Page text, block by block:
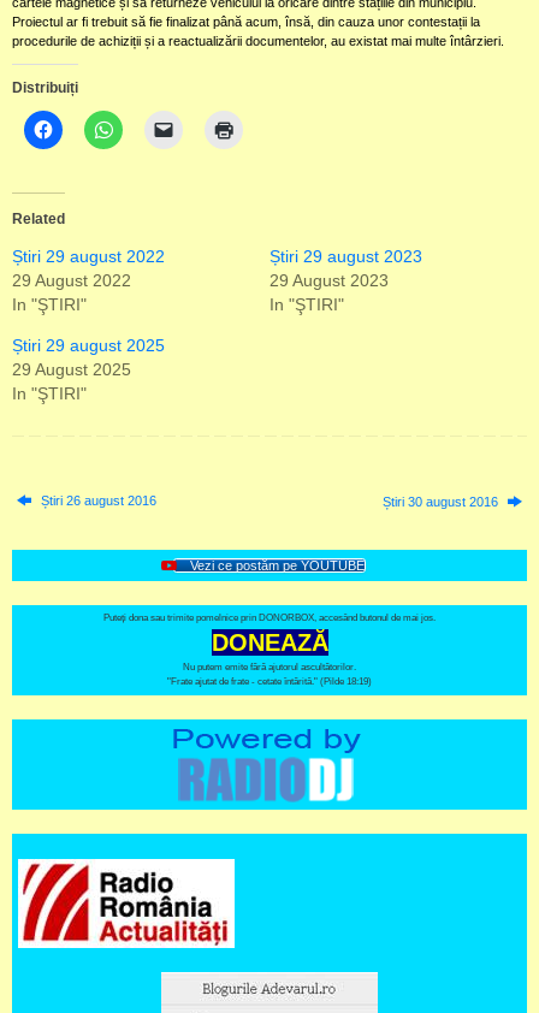
Proiectul ar fi trebuit să fie finalizat până acum, însă, din cauza unor contestații la
procedurile de achiziții și a reactualizării documentelor, au existat mai multe întârzieri.
Distribuiți
Related
Știri 29 august 2022
29 August 2022
In "ŞTIRI"
Știri 29 august 2023
29 August 2023
In "ŞTIRI"
Știri 29 august 2025
29 August 2025
In "ŞTIRI"
Știri 26 august 2016 Știri 30 august 2016
Vezi ce postăm pe YOUTUBE
Puteți dona sau trimite pomelnice prin DONORBOX, accesând butonul de mai jos.
DONEAZĂ
Nu putem emite fără ajutorul ascultătorilor.
"Frate ajutat de frate - cetate întărită." (Pilde 18:19)